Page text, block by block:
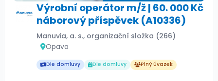
Výrobní operátor m/ž | 60. 000 Kč
náborový příspěvek (A10336)
Manuvia, a. s., organizační složka (266)
Opava
Dle domluvy Dle domluvy Plný úvazek